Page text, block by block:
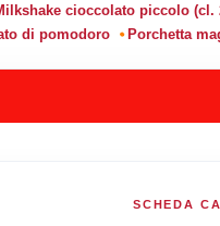
cioccolato piccolo (cl.
di pomodoro
Porchetta
SCHEDA